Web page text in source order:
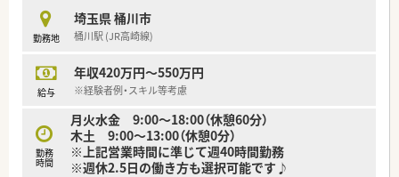
■埼玉県に研究開発施設、富山県に自社工場を保有し、他社には
ない製薬メーカーとしての強みを活かした運営が特徴です。
■平均残業時間は月に6時間から10時間程度と非常に少なく、ワ
ークライフバランスを重視して働きたい方に最適です。
には年間123日以上の休日を確保することも可能です。
■多くの店舗がドラッグストアと調剤室を分離申請しているた
め、夜遅くまで勤務する心配がなく無理なく働ける環境です。
勤務地
埼玉県 桶川市
桶川駅 (JR高崎線)
給与
年収420万円～550万円
※経験者例・スキル等考慮
勤務
時間
月火水金 9:00～18:00（休憩60分）
木土 9:00～13:00（休憩0分）
※上記営業時間に準じて週40時間勤務
※週休2.5日の働き方も選択可能です♪